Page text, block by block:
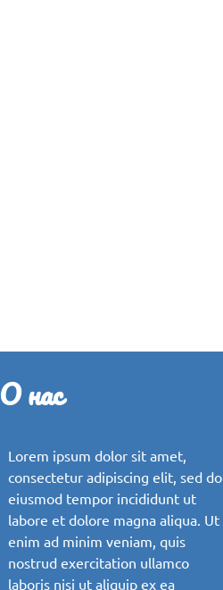
О нас
Lorem ipsum dolor sit amet,
consectetur adipiscing elit, sed do
eiusmod tempor incididunt ut
labore et dolore magna aliqua. Ut
enim ad minim veniam, quis
nostrud exercitation ullamco
laboris nisi ut aliquip ex ea